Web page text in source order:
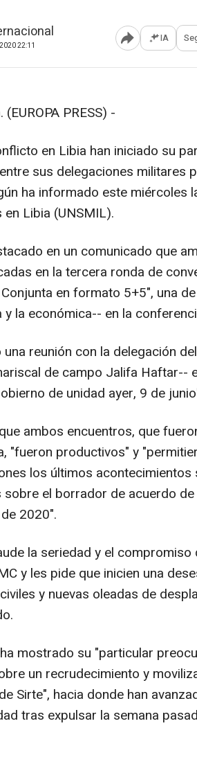
22:11 Abrir IA
PRESS) -
en Libia han iniciado su
sus delegaciones militares
ha informado este miércoles
Libia (UNSMIL).
en un comunicado que
en la tercera ronda de
en formato 5+5", una
la económica-- en la
reunión con la delegación
de campo Jalifa Haftar--
de unidad ayer, 9 de
ambos encuentros, que
"fueron productivos" y
los últimos
el borrador de acuerdo
2020".
la seriedad y el
y les pide que inicien una
y nuevas oleadas de
mostrado su "particular
un recrudecimiento y
Sirte", hacia donde han
tras expulsar la semana